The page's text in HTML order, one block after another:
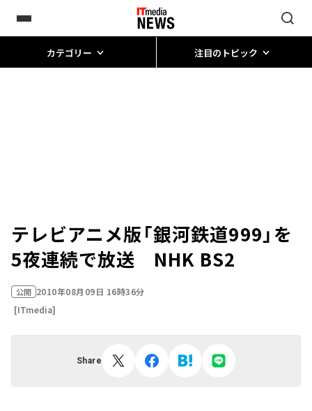
カテゴリー 注目のトピック
テレビアニメ版「銀河鉄道999」を
5夜連続で放送 NHK BS2
公開 2010年08月09日 16時36分
[ITmedia]
Share